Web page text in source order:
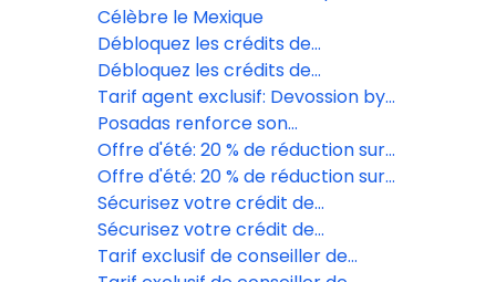
agents de voyages à Posadas
Célèbre le Mexique
Débloquez les crédits de
complexe du Grand Fiesta
Americana Los Cabos
Débloquez les crédits de
complexe du Grand Fiesta
Americana Los Cabos
Tarif agent exclusif: Devossion by
Live Aqua
Posadas renforce son
engagement social avec la
formation de 189 jeunes au
Mexique
Offre d'été: 20 % de réduction sur
les formules vacances de la Fiesta
Americana Travelty Collection
Offre d'été: 20 % de réduction sur
les formules vacances de la Fiesta
Americana Travelty Collection
Sécurisez votre crédit de
villégiature au Grand Fiesta
Americana Los Cabos
Sécurisez votre crédit de
villégiature au Grand Fiesta
Tarif exclusif de conseiller de